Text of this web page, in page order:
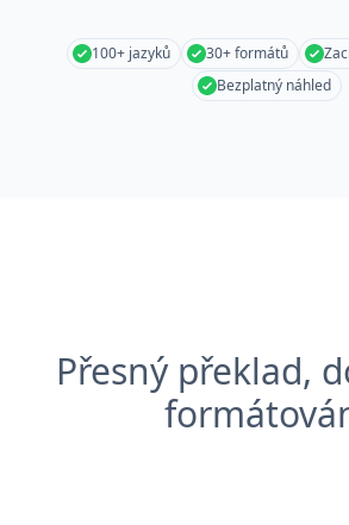
100+ jazyků 30+ formátů
Bezplatný náhled
Přesný překlad,